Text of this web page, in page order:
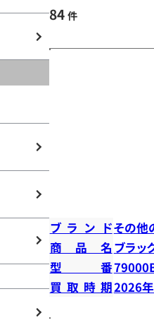
84 件
ブランドその他
商品名 ブラッ
型番
買取時期2026